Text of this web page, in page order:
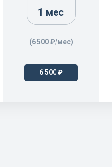
E2200
E2500
Mazda CX-3
Mazda CX-30
(6 500 ₽/мес)
6 500 ₽
1 мес